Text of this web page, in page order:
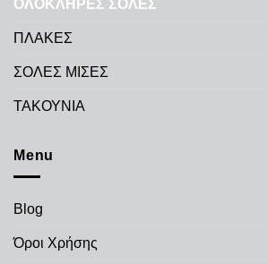
ΟΛΟΚΛΗΡΕΣ ΣΟΛΕΣ
ΠΛΑΚΕΣ
ΣΟΛΕΣ ΜΙΣΕΣ
ΤΑΚΟΥΝΙΑ
Menu
Blog
Όροι Χρήσης